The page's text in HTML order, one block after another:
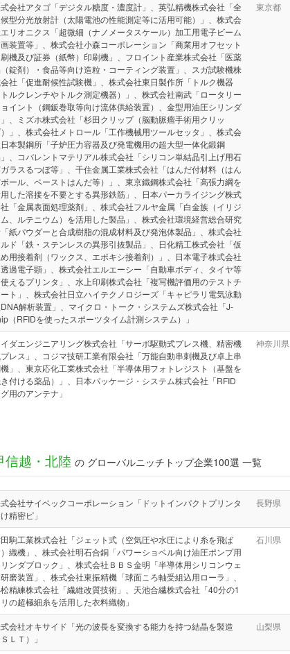
会社アタゴ「デジタル糖度・濃度計」、英弘精機株式会社「全
型分光放射計（太陽電池の性能測定等に活用可能）」、株式会
リオニクス「超微細（ナノメータスケール）加工用電子ビーム
装置等」、株式会社小森コーポレーション「商業用オフセット
機及び証券（紙幣）印刷機」、フロイント産業株式会社「医薬
錠剤）・食品等向け造粒・コーティング装置」、スガ試験機株
社「促進耐候性試験機」、株式会社東日製作所「トルク機器
ルクレンチやトルク測定機器）」、株式会社南武「ロータリー
イント（鋼鈑巻取等向け流体供給装置）、金型用油圧シリンダ
、ミズホ株式会社「杉田クリップ（脳動脈瘤手術用クリッ
」、株式会社メトロール「工作機械用ツールセッタ」、株式会
本製鋼所「子炉圧力容器及び発電機用の超大型一体化鍛鋼
、コバレントマテリアル株式会社「シリコン単結晶引上げ用石
ラスるつぼ等」、千住金属工業株式会社「はんだ付材料（はん
ール、ペーストはんだ等）」、東京鐵鋼株式会社「高張力綱を
した溶接を不要とする異形鉄筋」、日本パーカライジング株式
「金属表面処理薬剤」、株式会社フルヤ金属「白金族（イリジ
、ルテニウム）を活用した製品」、株式会社環境経営総合研究
紙パウダーと合成樹脂の混成材料及び発泡体製品」、株式会社
ド「鉄・ステンレスの異形引抜製品」、日化精工株式会社「仮
用接着剤（ワックス、エポキシ接着剤）」、日本電子株式会社
過電子顕」、株式会社エルエーシー「自動車ボディ、タイヤ等
えるプリンタ」、水上印刷株式会社「複写機評価用のテストチ
ト」、株式会社日立ハイテクノロジーズ「キャピラリ電気泳動
解析装置」、マイクロ・トーク・システムズ株式会社「J-
（RFIDを使ったスポーツタイム計測システム）」
東京都
ダエンジニアリング株式会社「サーボ駆動式プレス機、精密機
レス」、コジマ技研工業有限会社「万能自動串刺機及び卓上串
」、東京応化工業株式会社「半導体用フォトレジスト（基盤を
付ける薬品）」、日本パッケージ・システム株式会社「RFID
用のアンテナ」
神奈川県
信越・北陸 の グローバルニッチトップ企業100選 一覧
会社サイベックコーポレーション「ドットインパクトプリンタ
精密ピ」
長野県
駒工業株式会社「ジェット式（空気圧や水圧により糸を飛ば
織機」、株式会社明石合銅「パワーショベル向け油圧ポンプ用
ンダブロック」、株式会社ＢＢＳ金明「半導体用シリコンウェ
磨装置」、株式会社東振精機「球面ころ軸受組込用ローラ」、
精練株式会社「繊維改質技術」、天池合繊株式会社「40分の1
の超極細糸を活用した衣料織物」
石川県
会社オキサイド「光の波長を変換する能力を持つ結晶を製造
ＬＴ）」
山梨県